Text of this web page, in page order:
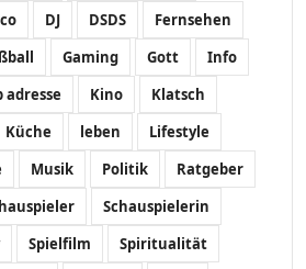
DJ DSDS
Fernsehen
Gaming Gott
Info
adresse Kino
Klatsch
Küche leben
Lifestyle
Musik Politik
Ratgeber
Schauspielerin
Spielfilm
Spiritualität